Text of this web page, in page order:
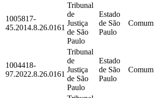
1005817-
45.2014.8.26.0161
Tribunal
de
Justiça
de São
Paulo
Estado
de São
Paulo
Comum
1004418-
97.2022.8.26.0161
Tribunal
de
Justiça
de São
Paulo
Estado
de São
Paulo
Comum